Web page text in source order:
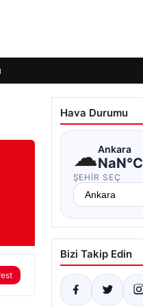
Hava Durumu
☁Ankara
NaN°C
ŞEHIR SEÇ
Bizi Takip Edin